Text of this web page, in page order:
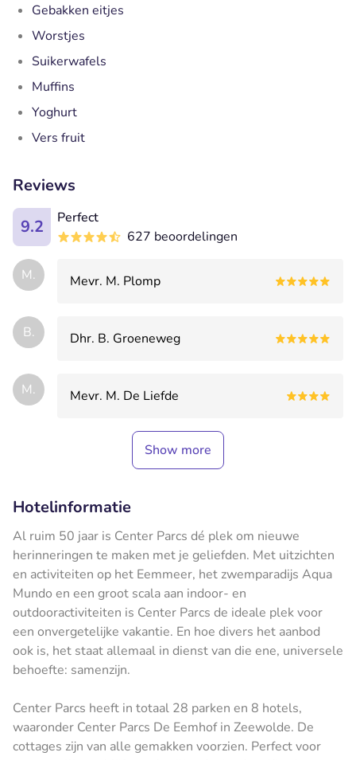
Gebakken eitjes
Worstjes
Suikerwafels
Muffins
Yoghurt
Vers fruit
Reviews
9.2
Perfect
627 beoordelingen
M. Mevr. M. Plomp
B. Dhr. B. Groeneweg
M. Mevr. M. De Liefde
Show more
Hotelinformatie
Al ruim 50 jaar is Center Parcs dé plek om nieuwe
herinneringen te maken met je geliefden. Met uitzichten
en activiteiten op het Eemmeer, het zwemparadijs Aqua
Mundo en een groot scala aan indoor- en
outdooractiviteiten is Center Parcs de ideale plek voor
een onvergetelijke vakantie. En hoe divers het aanbod
ook is, het staat allemaal in dienst van die ene, universele
behoefte: samenzijn.
Center Parcs heeft in totaal 28 parken en 8 hotels,
waaronder Center Parcs De Eemhof in Zeewolde. De
cottages zijn van alle gemakken voorzien. Perfect voor